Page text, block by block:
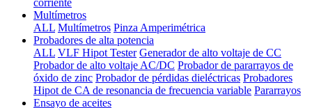
corriente
Multímetros
ALL Multímetros Pinza Amperimétrica
Probadores de alta potencia
ALL VLF Hipot Tester Generador de alto voltaje de CC
Probador de alto voltaje AC/DC Probador de pararrayos de
óxido de zinc Probador de pérdidas dieléctricas Probadores
Hipot de CA de resonancia de frecuencia variable Pararrayos
Ensayo de aceites